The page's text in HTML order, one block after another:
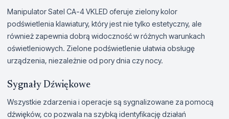
Manipulator Satel CA-4 VKLED oferuje zielony kolor
podświetlenia klawiatury, który jest nie tylko estetyczny, ale
również zapewnia dobrą widoczność w różnych warunkach
oświetleniowych. Zielone podświetlenie ułatwia obsługę
urządzenia, niezależnie od pory dnia czy nocy.
Sygnały Dźwiękowe
Wszystkie zdarzenia i operacje są sygnalizowane za pomocą
dźwięków, co pozwala na szybką identyfikację działań